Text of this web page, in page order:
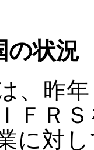
の状況
、昨
ＦＲ
に対